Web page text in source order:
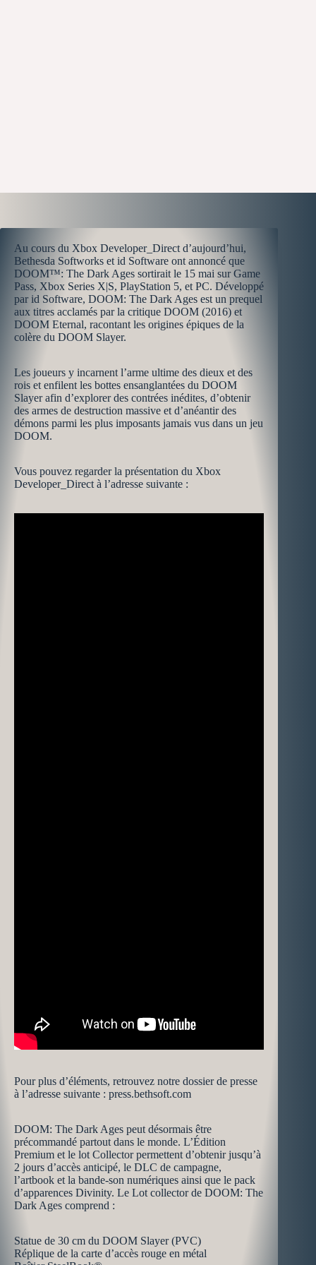
Au cours du Xbox Developer_Direct d’aujourd’hui,
Bethesda Softworks et id Software ont annoncé que
DOOM™: The Dark Ages sortirait le 15 mai sur Game
Pass, Xbox Series X|S, PlayStation 5, et PC. Développé
par id Software, DOOM: The Dark Ages est un prequel
aux titres acclamés par la critique DOOM (2016) et
DOOM Eternal, racontant les origines épiques de la
colère du DOOM Slayer.
Les joueurs y incarnent l’arme ultime des dieux et des
rois et enfilent les bottes ensanglantées du DOOM
Slayer afin d’explorer des contrées inédites, d’obtenir
des armes de destruction massive et d’anéantir des
démons parmi les plus imposants jamais vus dans un jeu
DOOM.
Vous pouvez regarder la présentation du Xbox
Developer_Direct à l’adresse suivante :
Pour plus d’éléments, retrouvez notre dossier de presse
à l’adresse suivante : press.bethsoft.com
DOOM: The Dark Ages peut désormais être
précommandé partout dans le monde. L’Édition
Premium et le lot Collector permettent d’obtenir jusqu’à
2 jours d’accès anticipé, le DLC de campagne,
l’artbook et la bande-son numériques ainsi que le pack
d’apparences Divinity. Le Lot collector de DOOM: The
Dark Ages comprend :
Statue de 30 cm du DOOM Slayer (PVC)
Réplique de la carte d’accès rouge en métal